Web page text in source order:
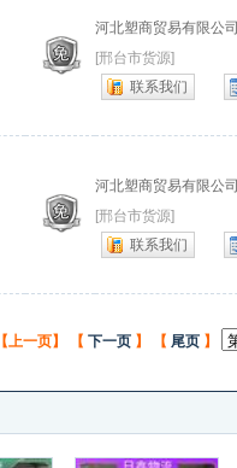
河北塑商贸易有限公司
[邢台市货源]
联系我们
河北塑商贸易有限公司
[邢台市货源]
联系我们
上一页】 【 下一页 】 【 尾页 】